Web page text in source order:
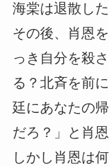
海棠は退散した
その後、肖恩
っき自分を殺
る？北斉を前
廷にあなたの
だろ？」と肖
しかし肖恩は